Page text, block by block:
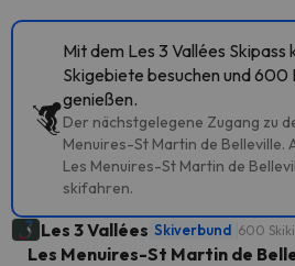
Mit dem Les 3 Vallées Skipass
Skigebiete besuchen und
genießen.
Der nächstgelegene Zugang zu
Menuires-St Martin de Belleville.
Les Menuires-St Martin de
skifahren.
Les 3 Vallées Skiverbund 600
Les Menuires-St Martin de